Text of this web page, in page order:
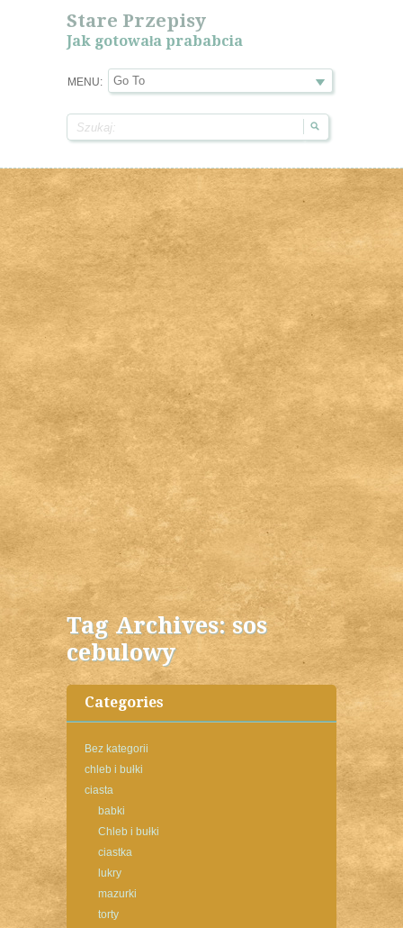
Stare Przepisy
Jak gotowała prababcia
MENU:
Tag Archives:sos
cebulowy
Categories
Bez kategorii
chleb i bułki
ciasta
babki
Chleb i bułki
ciastka
lukry
mazurki
torty